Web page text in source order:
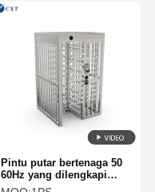
Pintu putar bertenaga 50
60Hz yang dilengkapi
koneksi standar TCP IP